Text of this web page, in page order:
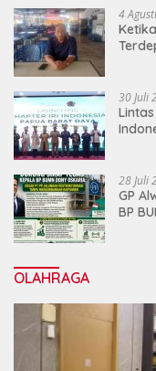
4
30 Juli
28 Juli
GP
BP
OLAHRAGA